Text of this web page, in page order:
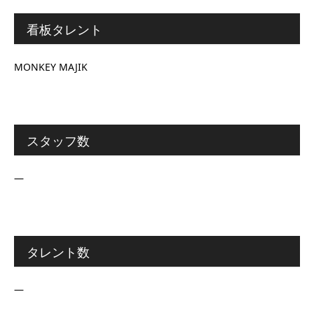
看板タレント
MONKEY MAJIK
スタッフ数
―
タレント数
―